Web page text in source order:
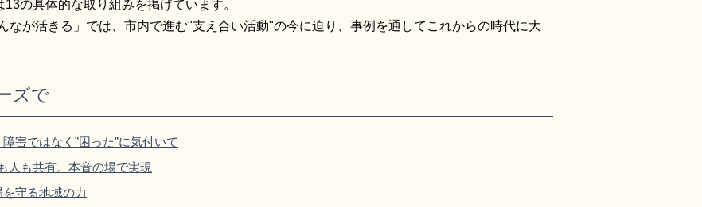
の具体的な取り組みを掲げています。
が活きる」では、市内で進む"支え合い活動"の今に迫り、事例を通してこれからの時代に大
ズで
害ではなく”困った”に気付いて
人も共有。本音の場で実現
守る地域の力